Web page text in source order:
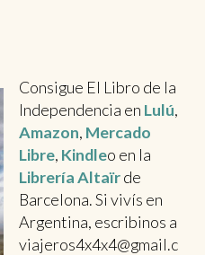
Consigue El Libro de la
Independencia en Lulú,
Amazon, Mercado
Libre, Kindleo en la
Librería Altaïrde
Barcelona. Si vivís en
Argentina, escribinos a
viajeros4x4x4@gmail.c